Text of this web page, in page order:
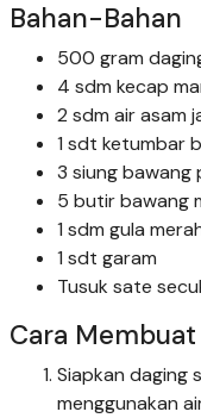
Bahan-Bahan
500 gram
4 sdm kecap
2 sdm air asam
1 sdt ketumbar
3 siung bawang
5 butir bawang
1 sdm gula
1 sdt garam
Tusuk sate
Cara Membuat
Siapkan daging
menggunakan